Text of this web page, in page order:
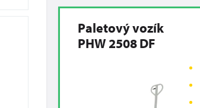
Paletový vozík
PHW 2508 DF